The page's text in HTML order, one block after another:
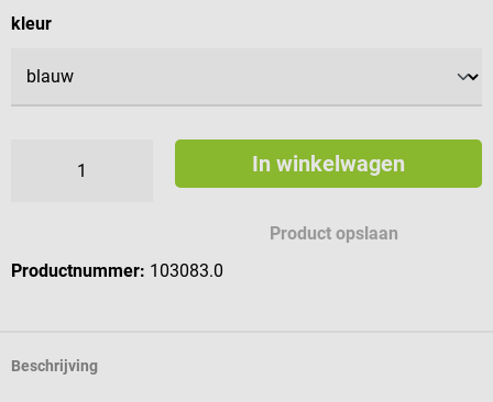
Selecteer
kleur
In winkelwagen
Product opslaan
Productnummer: 103083.0
Beschrijving